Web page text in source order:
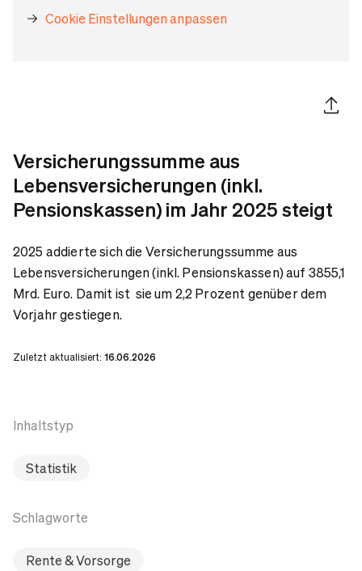
Cookie Einstellungen anpassen
Artikel
Versicherungssumme aus
Lebensversicherungen (inkl.
Pensionskassen) im Jahr 2025 steigt
2025 addierte sich die Versicherungssumme aus
Lebensversicherungen (inkl. Pensionskassen) auf 3855,1
Mrd. Euro. Damit ist sie um 2,2 Prozent genüber dem
Vorjahr gestiegen.
Zuletzt aktualisiert: 16.06.2026
Inhaltstyp
Statistik
Schlagworte
Rente & Vorsorge